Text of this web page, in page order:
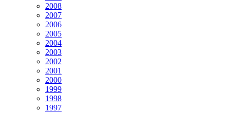
2008
2007
2006
2005
2004
2003
2002
2001
2000
1999
1998
1997